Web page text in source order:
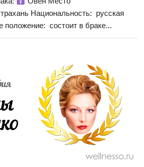
Национальность: русская
положение: состоит в браке...